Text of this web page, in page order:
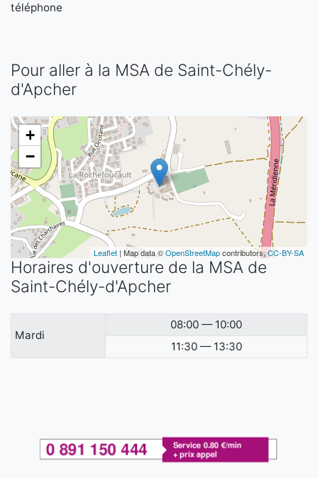
téléphone
Pour aller à la MSA de Saint-Chély-
d'Apcher
+
−
Leaflet | Map data ©OpenStreetMapcontributors,CC-BY-SA
Horaires d'ouverture de la MSA de
Saint-Chély-d'Apcher
Mardi
08:00 — 10:00
11:30 — 13:30